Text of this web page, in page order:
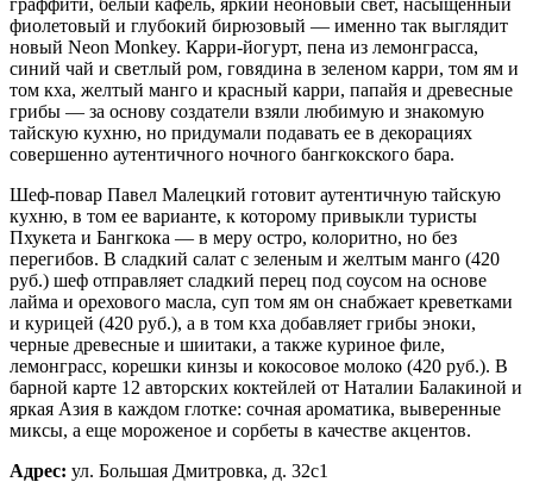
фиолетовый и глубокий бирюзовый — именно так выглядит
новый Neon Monkey. Карри-йогурт, пена из лемонграсса,
синий чай и светлый ром, говядина в зеленом карри, том ям и
том кха, желтый манго и красный карри, папайя и древесные
грибы — за основу создатели взяли любимую и знакомую
тайскую кухню, но придумали подавать ее в декорациях
совершенно аутентичного ночного бангкокского бара.
Шеф-повар Павел Малецкий готовит аутентичную тайскую
кухню, в том ее варианте, к которому привыкли туристы
Пхукета и Бангкока — в меру остро, колоритно, но без
перегибов. В сладкий салат с зеленым и желтым манго (420
руб.) шеф отправляет сладкий перец под соусом на основе
лайма и орехового масла, суп том ям он снабжает креветками
и курицей (420 руб.), а в том кха добавляет грибы эноки,
черные древесные и шиитаки, а также куриное филе,
лемонграсс, корешки кинзы и кокосовое молоко (420 руб.). В
барной карте 12 авторских коктейлей от Наталии Балакиной и
яркая Азия в каждом глотке: сочная ароматика, выверенные
миксы, а еще мороженое и сорбеты в качестве акцентов.
Адрес: ул. Большая Дмитровка, д. 32с1